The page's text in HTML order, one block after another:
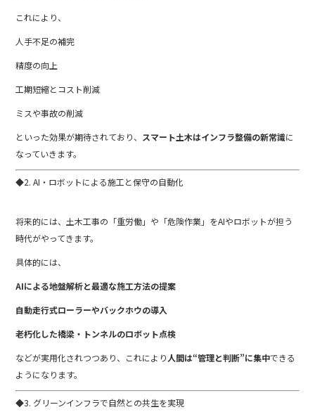
これにより、
人手不足の補完
精度の向上
工期短縮とコスト削減
ミスや事故の削減
といった効果が期待されており、 スマート土木はインフラ整備の新常識に
なっていきます。
◆2. AI・ロボットによる施工と保守の自動化
将来的には、土木工事の「重労働」や「危険作業」をAIやロボットが担う
時代がやってきます。
具体的には、
AIによる地盤解析と最適な施工方法の提案
自動走行式ローラーやバックホウの導入
老朽化した橋梁・トンネルのロボット点検
などが実用化されつつあり、これにより 人間は“管理と判断”に集中できる
ようになります。
◆3. グリーンインフラで自然との共生を実現